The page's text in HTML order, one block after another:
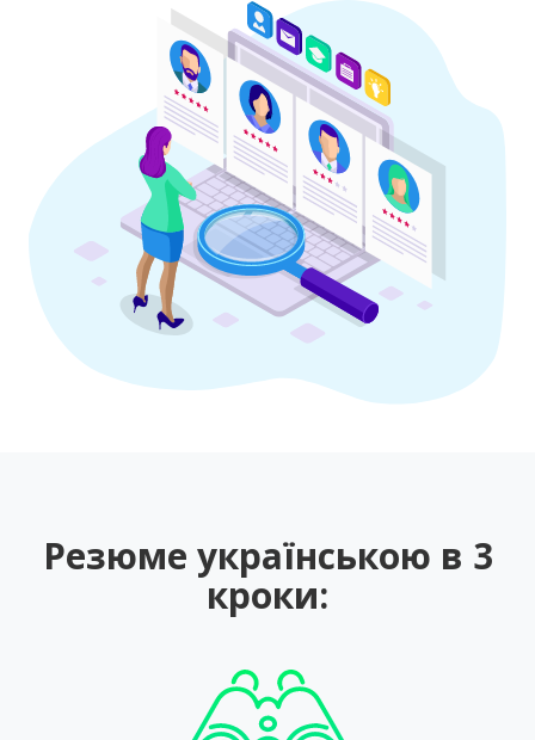
Резюме українською в 3
кроки: